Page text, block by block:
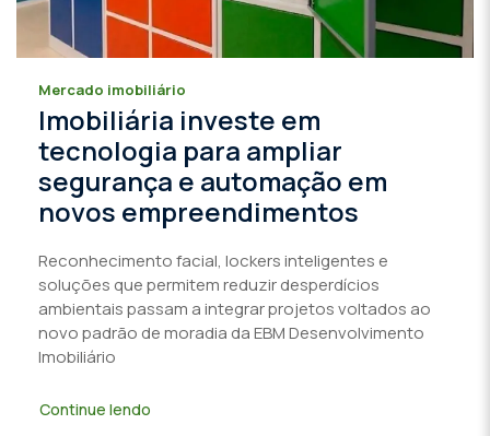
Mercado imobiliário
Imobiliária investe em
tecnologia para ampliar
segurança e automação em
novos empreendimentos
Reconhecimento facial, lockers inteligentes e
soluções que permitem reduzir desperdícios
ambientais passam a integrar projetos voltados ao
novo padrão de moradia da EBM Desenvolvimento
Imobiliário
Continue lendo